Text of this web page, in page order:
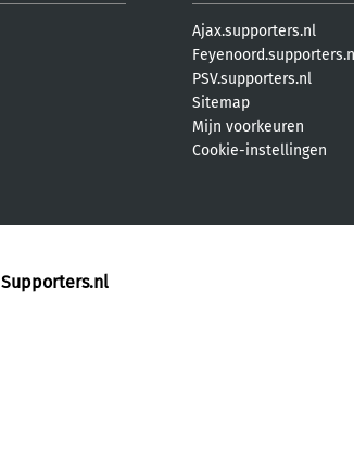
Ajax.supporters.nl
PSV.supporters.nl
Sitemap
Mijn voorkeuren
Cookie-instellingen
Supporters.nl